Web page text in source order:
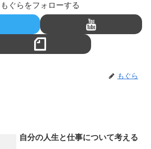
もぐらをフォローする
もぐら
自分の人生と仕事について考える